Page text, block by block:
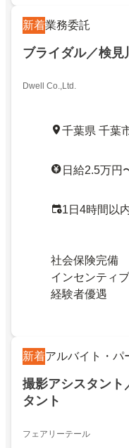
新着業務委託
ブライダル／検
Dwell Co.,Ltd.
千葉県 千葉
日給2.5万円
1日4時間以
社会保険完備
インセンティ
経験者優遇
新着アルバイト・パ
撮影アシスタント
タント
フェアリーテール